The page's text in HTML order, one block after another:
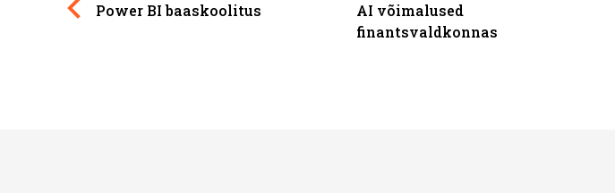
Power BI baaskoolitus
AI võimalused
finantsvaldkonnas